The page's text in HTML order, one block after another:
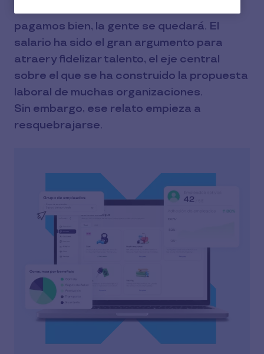
hemos contado una historia cómoda: si
pagamos bien, la gente se quedará. El
salario ha sido el gran argumento para
atraer y fidelizar talento, el eje central
sobre el que se ha construido la propuesta
laboral de muchas organizaciones.
Sin embargo, ese relato empieza a
resquebrajarse.